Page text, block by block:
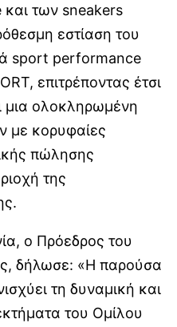
των sneakers
εστίαση του
sport performance
επιτρέποντας έτσι
μια ολοκληρωμένη
με κορυφαίες
πώλησης
της
ο Πρόεδρος του
δήλωσε: «Η παρούσα
τη δυναμική και
του Ομίλου